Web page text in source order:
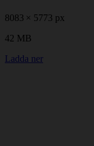
8083 × 5773 px
42 MB
Ladda ner